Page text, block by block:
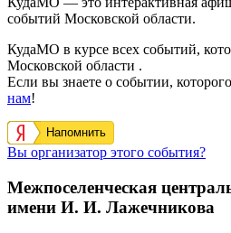
событий Московской области.
КудаМО в курсе всех событий,
Московской области .
Если вы знаете о событии,
нам!
Напомнить
Вы организатор этого события?
Межпоселенческая
имени И. И. Лажечникова